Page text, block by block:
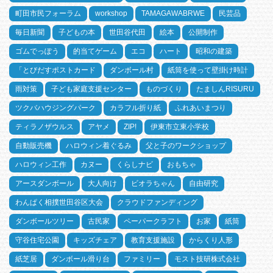
町田市民フォーラム workshop TAMAGAWABRWE 民芸品
毎日新聞 子どもの本 世田谷代田 絵本 公開制作
ゴムでっぽう 的当てゲーム エコ ハート 昭和の建築
「とびだすポストカード ダンボール村 紙筒を使って壁掛け時計
雨対策 子ども家庭支援センター ものづくり たましんRISURU
ツクバハウジングパーク カラフル折り紙 ふれあいまつり
ティラノザウルス アヤメ ZIP! 伊東市立東小学校
自動販売機 ハロウィン着ぐるみ 父と子のワークショップ
ハロウィン工作 カヌー くらしナビ おもちゃ
アースダンボール 大人向け ビオラちゃん 自由研究
わんぱく相撲世田谷区大会 クラウドファンディング
ダンボールツリー 古民家 ペーパークラフト お家 紙筒
守谷住宅公園 キッズチェア 教育支援施設 からくり人形
紙芝居 ダンボール滑り台 ファミリー モスト技研株式会社